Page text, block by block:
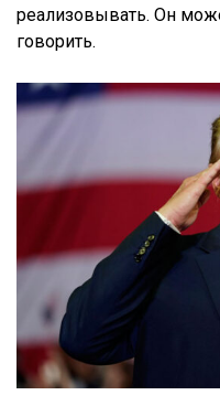
реализовывать. Он
говорить.